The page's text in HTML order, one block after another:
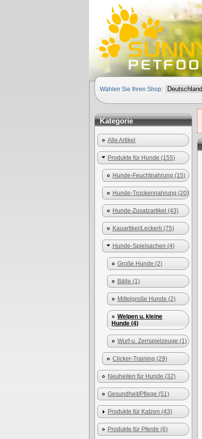
Wählen Sie Ihren Shop:
Kategorie
Alle Artikel
Produkte für Hunde (155)
Hunde-Feuchtnahrung (15)
Hunde-Trockennahrung (20)
Hunde-Zusatzartikel (43)
Kauartikel/Leckerli (75)
Hunde-Spielsachen (4)
Große Hunde (2)
Bälle (1)
Mittelgroße Hunde (2)
Welpen u. kleine
Hunde (4)
Wurf-u. Zerrspielzeuge (1)
Clicker-Training (29)
Neuheiten für Hunde (32)
Gesundheit/Pflege (51)
Produkte für Katzen (43)
Produkte für Pferde (6)